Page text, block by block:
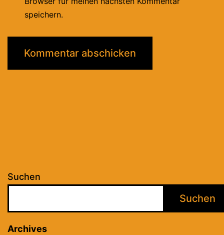
speichern.
Suchen
Suchen
Archives